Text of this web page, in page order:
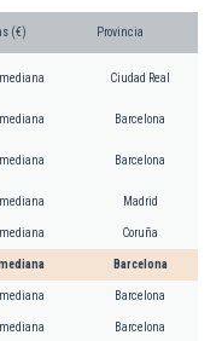
(€) Provincia
mediana Ciudad Real
mediana Barcelona
mediana Barcelona
mediana Madrid
mediana Coruña
Barcelona
mediana Barcelona
mediana Barcelona